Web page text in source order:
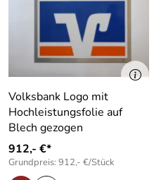
Volksbank Logo mit
Hochleistungsfolie auf
Blech gezogen
912,- €*
Grundpreis: 912,- €/Stück